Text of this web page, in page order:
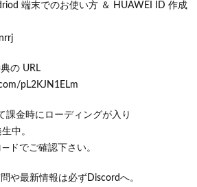
端末でのお使い方 ＆ HUAWEI ID 作成
の URL
pL2KJN1ELm
金時にローディングが入り
中。
ドでご確認下さい。
や最新情報は必ずDiscordへ。